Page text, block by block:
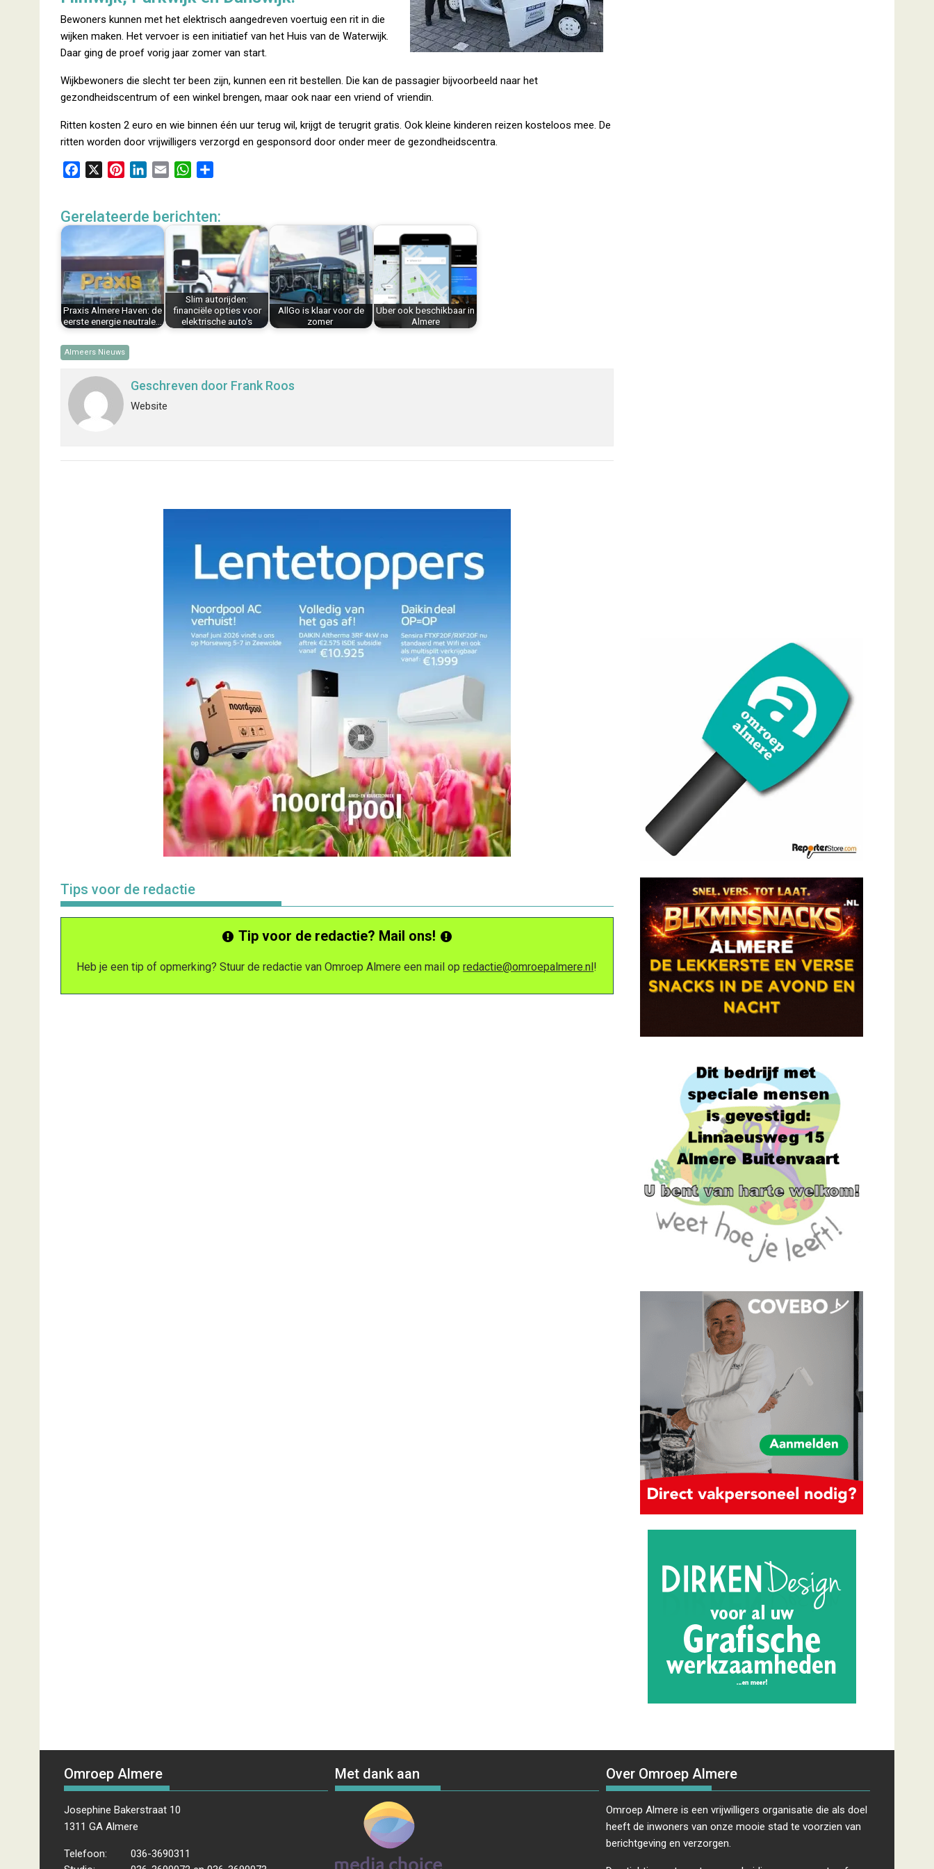
Bewoners kunnen met het elektrisch aangedreven voertuig een rit in die
wijken maken. Het vervoer is een initiatief van het Huis van de Waterwijk.
Daar ging de proef vorig jaar zomer van start.
Wijkbewoners die slecht ter been zijn, kunnen een rit bestellen. Die kan de passagier bijvoorbeeld naar het
gezondheidscentrum of een winkel brengen, maar ook naar een vriend of vriendin.
Ritten kosten 2 euro en wie binnen één uur terug wil, krijgt de terugrit gratis. Ook kleine kinderen reizen kosteloos mee. De
ritten worden door vrijwilligers verzorgd en gesponsord door onder meer de gezondheidscentra.
e
o
o
k
t
r
e
s
t
k
d
I
n
i
W
t
A
p
p
e
n
Gerelateerde berichten:
Praxis Almere Haven: de
eerste energie neutrale…
Slim autorijden:
financiële opties voor
elektrische auto's
AllGo is klaar voor de
zomer
Uber ook beschikbaar in
Almere
Almeers Nieuws
Geschreven door Frank Roos
Website
Tips voor de redactie
Tip voor de redactie? Mail ons!
Heb je een tip of opmerking? Stuur de redactie van Omroep Almere een mail opredactie@omroepalmere.nl!
Omroep Almere
Josephine Bakerstraat 10
1311 GA Almere
Telefoon:
036-3690311
Met dank aan Over Omroep Almere
Omroep Almere is een vrijwilligers organisatie die als doel
heeft de inwoners van onze mooie stad te voorzien van
berichtgeving en verzorgen.